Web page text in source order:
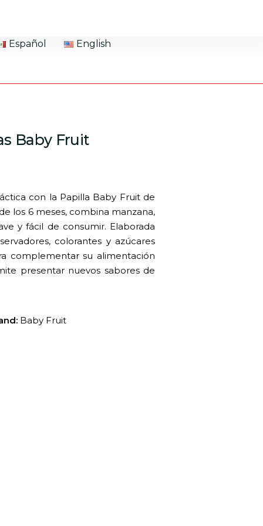
Español English
Baby Fruit
con la Papilla Baby Fruit de
los 6 meses, combina manzana,
y fácil de consumir. Elaborada
colorantes y azúcares
complementar su alimentación
presentar nuevos sabores de
Baby Fruit